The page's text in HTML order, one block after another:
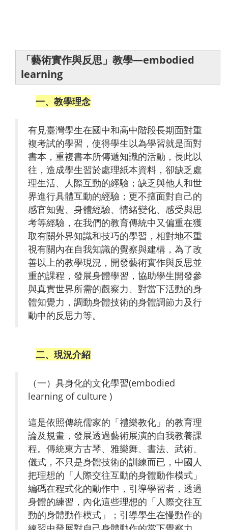
「藝術實作與反思」教學—embodied
learning
一、教學理念
有見臺灣學生在國中和高中階段長期面對重
複考試的學習，使得學生以為學習就是面對
書本，重複書本所傳遞知識的活動，長此以
往，造成學生習於處理紙本資料，卻缺乏處
理生活、人際互動的經驗；缺乏與他人和世
界進行具體互動的經驗；更不擅面對自己的
感官知覺、身體經驗、情緒變化、感受與思
考等經驗，在我們的教育傳統中又偏重在獲
取有關外界知識和技巧的學習，相對地不重
視有關內在自我知識的覺察與建構，為了改
善以上的教學現況，開發藝術實作與反思並
重的課程，發展身體學習，協助學生開發參
與真實世界所需的觀察力、對當下活動的身
體知覺力，調動身體技術的身體調節力及行
動中的反思力等。
二、現況介紹
（一）具身化的文化學習(embodied
learning of culture )
這是依照傳統儒家的「禮樂教化」的教育理
論及規畫，發展透過藝術展演的自我教養課
程。傳統東方古琴、雅樂舞、書法、武術、
儀式，不只是身體技術的訓練而已，中國人
把理想的「人際交往互動的身體動作模式」
編碼在程式化的動作中，引導學習者，透過
身體的練習，內化這些理想的「人際交往互
動的身體動作模式」；引導學生在慢動作的